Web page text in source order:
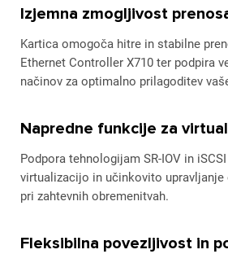
Izjemna zmogljivost
Kartica omogoča hitre in stabilne
Ethernet Controller X710 ter podpira
načinov za optimalno prilagoditev
Napredne funkcije za
Podpora tehnologijam SR-IOV in
virtualizacijo in učinkovito upravljanje
pri zahtevnih obremenitvah.
Fleksibilna povezljivost in